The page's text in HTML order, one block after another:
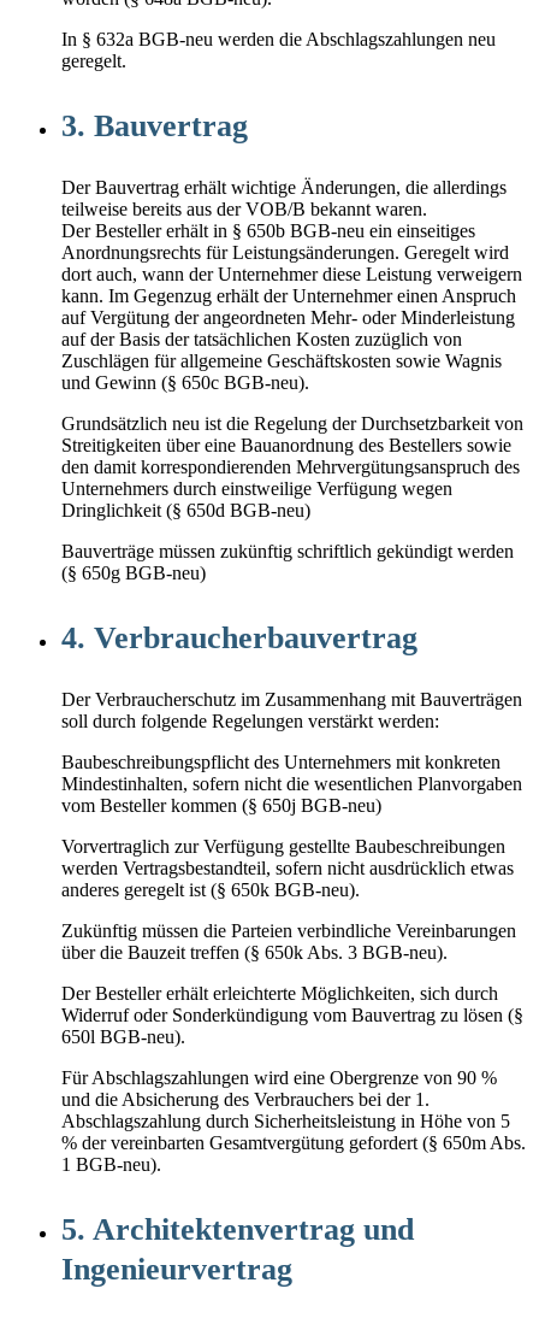
In § 632a BGB-neu werden die Abschlagszahlungen neu
geregelt.
3. Bauvertrag
Der Bauvertrag erhält wichtige Änderungen, die allerdings
teilweise bereits aus der VOB/B bekannt waren.
Der Besteller erhält in § 650b BGB-neu ein einseitiges
Anordnungsrechts für Leistungsänderungen. Geregelt wird
dort auch, wann der Unternehmer diese Leistung verweigern
kann. Im Gegenzug erhält der Unternehmer einen Anspruch
auf Vergütung der angeordneten Mehr- oder Minderleistung
auf der Basis der tatsächlichen Kosten zuzüglich von
Zuschlägen für allgemeine Geschäftskosten sowie Wagnis
und Gewinn (§ 650c BGB-neu).
Grundsätzlich neu ist die Regelung der Durchsetzbarkeit von
Streitigkeiten über eine Bauanordnung des Bestellers sowie
den damit korrespondierenden Mehrvergütungsanspruch des
Unternehmers durch einstweilige Verfügung wegen
Dringlichkeit (§ 650d BGB-neu)
Bauverträge müssen zukünftig schriftlich gekündigt werden
(§ 650g BGB-neu)
4. Verbraucherbauvertrag
Der Verbraucherschutz im Zusammenhang mit Bauverträgen
soll durch folgende Regelungen verstärkt werden:
Baubeschreibungspflicht des Unternehmers mit konkreten
Mindestinhalten, sofern nicht die wesentlichen Planvorgaben
vom Besteller kommen (§ 650j BGB-neu)
Vorvertraglich zur Verfügung gestellte Baubeschreibungen
werden Vertragsbestandteil, sofern nicht ausdrücklich etwas
anderes geregelt ist (§ 650k BGB-neu).
Zukünftig müssen die Parteien verbindliche Vereinbarungen
über die Bauzeit treffen (§ 650k Abs. 3 BGB-neu).
Der Besteller erhält erleichterte Möglichkeiten, sich durch
Widerruf oder Sonderkündigung vom Bauvertrag zu lösen (§
650l BGB-neu).
Für Abschlagszahlungen wird eine Obergrenze von 90 %
und die Absicherung des Verbrauchers bei der 1.
Abschlagszahlung durch Sicherheitsleistung in Höhe von 5
% der vereinbarten Gesamtvergütung gefordert (§ 650m Abs.
1 BGB-neu).
5. Architektenvertrag und
Ingenieurvertrag